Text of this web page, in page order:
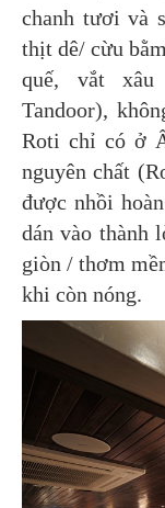
chanh tươi và
thịt dê/ cừu
quế, vắt
Tandoor),
Roti chỉ có ở
nguyên chất
được nhồi
dán vào thành
giòn / thơm
khi còn nóng.